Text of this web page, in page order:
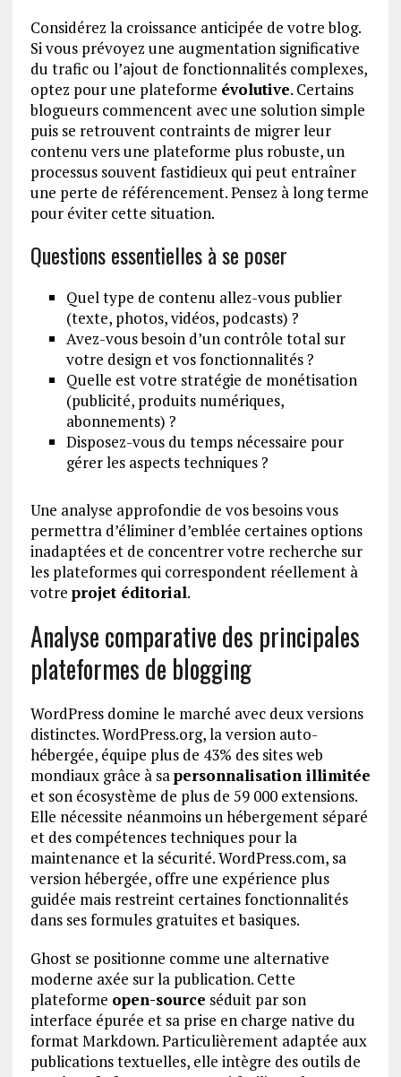
Considérez la croissance anticipée de votre blog.
Si vous prévoyez une augmentation significative
du trafic ou l’ajout de fonctionnalités complexes,
optez pour une plateforme évolutive. Certains
blogueurs commencent avec une solution simple
puis se retrouvent contraints de migrer leur
contenu vers une plateforme plus robuste, un
processus souvent fastidieux qui peut entraîner
une perte de référencement. Pensez à long terme
pour éviter cette situation.
Questions essentielles à se poser
Quel type de contenu allez-vous publier
(texte, photos, vidéos, podcasts) ?
Avez-vous besoin d’un contrôle total sur
votre design et vos fonctionnalités ?
Quelle est votre stratégie de monétisation
(publicité, produits numériques,
abonnements) ?
Disposez-vous du temps nécessaire pour
gérer les aspects techniques ?
Une analyse approfondie de vos besoins vous
permettra d’éliminer d’emblée certaines options
inadaptées et de concentrer votre recherche sur
les plateformes qui correspondent réellement à
votre projet éditorial.
Analyse comparative des principales
plateformes de blogging
WordPress domine le marché avec deux versions
distinctes. WordPress.org, la version auto-
hébergée, équipe plus de 43% des sites web
mondiaux grâce à sa personnalisation illimitée
et son écosystème de plus de 59 000 extensions.
Elle nécessite néanmoins un hébergement séparé
et des compétences techniques pour la
maintenance et la sécurité. WordPress.com, sa
version hébergée, offre une expérience plus
guidée mais restreint certaines fonctionnalités
dans ses formules gratuites et basiques.
Ghost se positionne comme une alternative
moderne axée sur la publication. Cette
plateforme open-source séduit par son
interface épurée et sa prise en charge native du
format Markdown. Particulièrement adaptée aux
publications textuelles, elle intègre des outils de